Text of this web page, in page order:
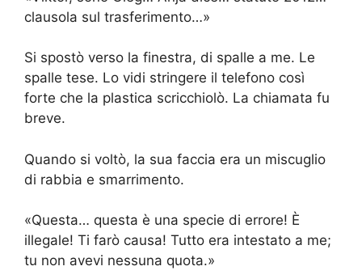
clausola sul trasferimento…»
Si spostò verso la finestra, di spalle a me. Le
spalle tese. Lo vidi stringere il telefono così
forte che la plastica scricchiolò. La chiamata fu
breve.
Quando si voltò, la sua faccia era un miscuglio
di rabbia e smarrimento.
«Questa… questa è una specie di errore! È
illegale! Ti farò causa! Tutto era intestato a me;
tu non avevi nessuna quota.»